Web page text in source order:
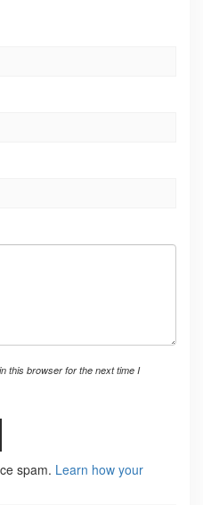
this browser for the next time I
spam. Learn how your